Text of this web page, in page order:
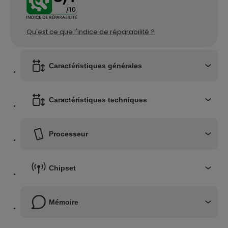
/10
Qu'est ce que l'indice de réparabilité ?
Caractéristiques générales
Caractéristiques techniques
Processeur
Chipset
Mémoire